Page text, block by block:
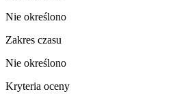
Nie określono
Zakres czasu
Nie określono
Kryteria oceny